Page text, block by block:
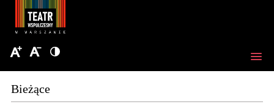
Bieżące